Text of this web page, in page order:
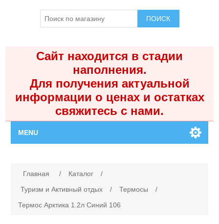
ПОИСК
Сайт находится в стадии
наполнения.
Для получения актуальной
информации о ценах и остатках
свяжитесь с нами.
MENU
Каталог
Главная / Каталог
/
Туризм и Активный отдых
/ Термосы
/
Термос Арктика 1.2л Синий 106